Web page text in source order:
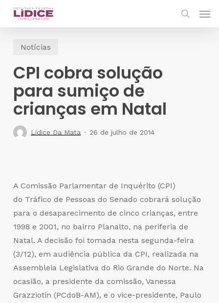
Skip
contentNotícias
CPI cobra solução
para sumiço de
crianças em Natal
Lídice Da Mata 26 de julho de 2014
A Comissão Parlamentar de Inquérito (CPI)
do Tráfico de Pessoas do Senado cobrará solução
para o desaparecimento de cinco crianças, entre
1998 e 2001, no bairro Planalto, na periferia de
Natal. A decisão foi tomada nesta segunda-feira
(3/12), em audiência pública da CPI, realizada na
Assembleia Legislativa do Rio Grande do Norte. Na
ocasião, a presidente da comissão, Vanessa
Grazziotin (PCdoB-AM), e o vice-presidente, Paulo